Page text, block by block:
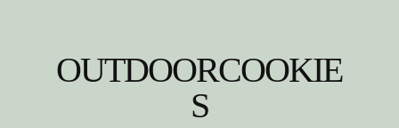
OUTDOORCOOKIE
S